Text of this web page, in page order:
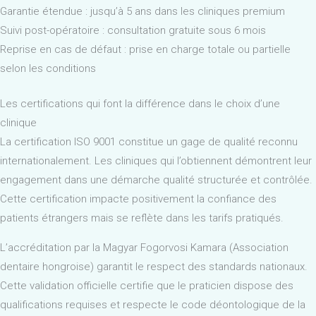
Garantie étendue : jusqu’à 5 ans dans les cliniques premium
Suivi post-opératoire : consultation gratuite sous 6 mois
Reprise en cas de défaut : prise en charge totale ou partielle
selon les conditions
Les certifications qui font la différence dans le choix d’une
clinique
La certification ISO 9001 constitue un gage de qualité reconnu
internationalement. Les cliniques qui l’obtiennent démontrent leur
engagement dans une démarche qualité structurée et contrôlée.
Cette certification impacte positivement la confiance des
patients étrangers mais se reflète dans les tarifs pratiqués.
L’accréditation par la Magyar Fogorvosi Kamara (Association
dentaire hongroise) garantit le respect des standards nationaux.
Cette validation officielle certifie que le praticien dispose des
qualifications requises et respecte le code déontologique de la